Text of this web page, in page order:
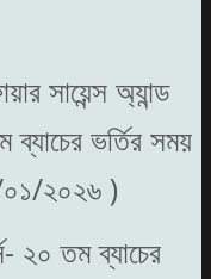
সায়েন্স অ্যান্ড
ভর্তির সময়
০১/২০২৬ )
২০ তম ব্যাচের